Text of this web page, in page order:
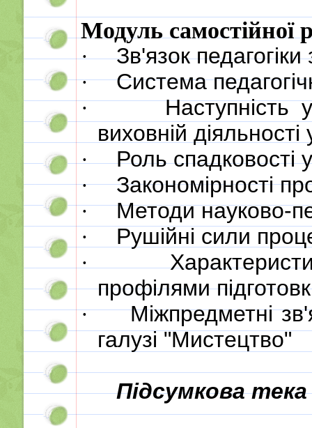
Модуль самостійної
· Зв'язок
· Система
·
Наступність
виховній діяльності
· Роль спадковості
· Закономірності
· Методи науково-
· Рушійні сили
·
профілями
·
Міжпредметні
галузі "Мистецтво"
Підсумкова